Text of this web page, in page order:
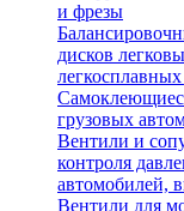
и фрезы
дисков
грузовых
Вентили и
контроля
автомобилей,
Вентили для